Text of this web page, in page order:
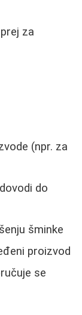
za
(npr. za
do
šminke
proizvod
se